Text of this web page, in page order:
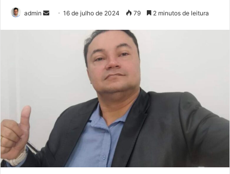
admin
m
a
16 de julho de 2024 79 2 minutos de leitura